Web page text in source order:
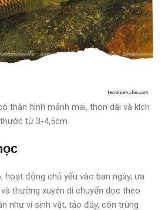
thân hình mảnh mai, thon dài và kích
thước từ 3-4,5cm
hoạt động chủ yếu vào ban ngày, ưa
thường xuyên di chuyển dọc theo
như vi sinh vật, tảo đáy, côn trùng